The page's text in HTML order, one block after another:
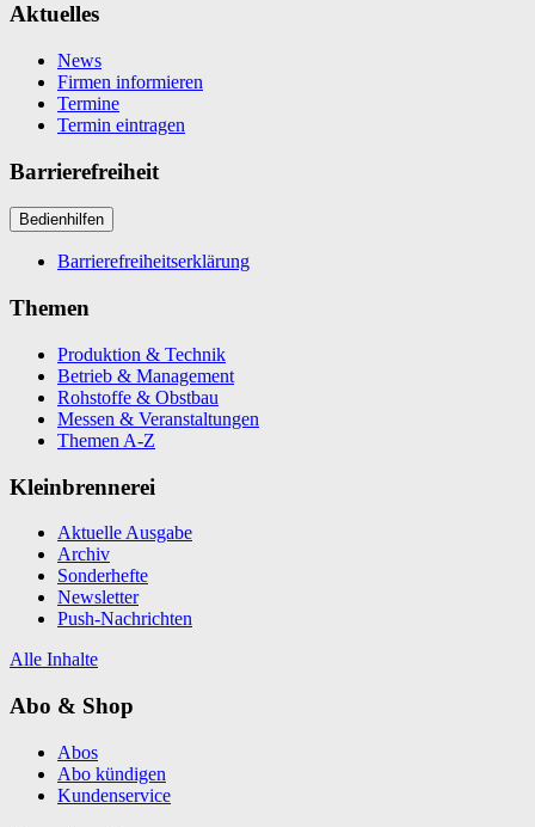
Aktuelles
News
Firmen informieren
Termine
Termin eintragen
Barrierefreiheit
Bedienhilfen
Barrierefreiheitserklärung
Themen
Produktion & Technik
Betrieb & Management
Rohstoffe & Obstbau
Messen & Veranstaltungen
Themen A-Z
Kleinbrennerei
Aktuelle Ausgabe
Archiv
Sonderhefte
Newsletter
Push-Nachrichten
Alle Inhalte
Abo & Shop
Abos
Abo kündigen
Kundenservice